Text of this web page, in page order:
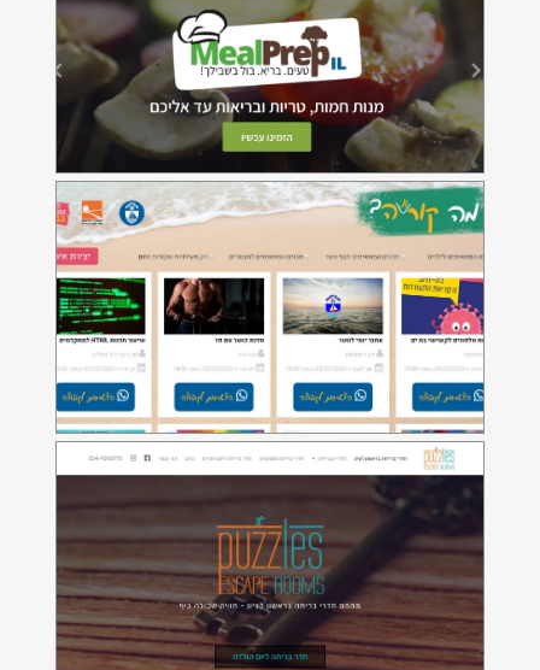
מה קורונה?
אפליקציה לעיריית בת-ים בה ניתן להתעדכן באירועי
און-ליין בעקבות משבר הקורונה.
פאזלס חדרי בריחה
אתר האינטרנט של מתחם חדרי הבריחה
AssafMedia GameZone
אתר האינטרנט של אירוע ה-GameZone